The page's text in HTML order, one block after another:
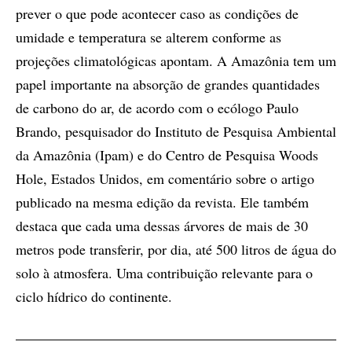
prever o que pode acontecer caso as condições de
umidade e temperatura se alterem conforme as
projeções climatológicas apontam. A Amazônia tem um
papel importante na absorção de grandes quantidades
de carbono do ar, de acordo com o ecólogo Paulo
Brando, pesquisador do Instituto de Pesquisa Ambiental
da Amazônia (Ipam) e do Centro de Pesquisa Woods
Hole, Estados Unidos, em comentário sobre o artigo
publicado na mesma edição da revista. Ele também
destaca que cada uma dessas árvores de mais de 30
metros pode transferir, por dia, até 500 litros de água do
solo à atmosfera. Uma contribuição relevante para o
ciclo hídrico do continente.